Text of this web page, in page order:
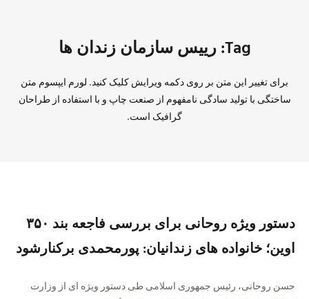
Tag: رییس سازمان زندان ها
برای تغییر این متن بر روی دکمه ویرایش کلیک کنید. لورم ایپسوم متن
ساختگی با تولید سادگی نامفهوم از صنعت چاپ و با استفاده از طراحان
گرافیک است.
دستور ویژه روحانی برای بررسی فاجعه بند ۳۵۰
اوین؛ خانواده های زندانیان: پورمحمدی برکنارشود
حسن روحانی، رئیس جمهوری اسلامی طی دستور ویژه ای از وزارت